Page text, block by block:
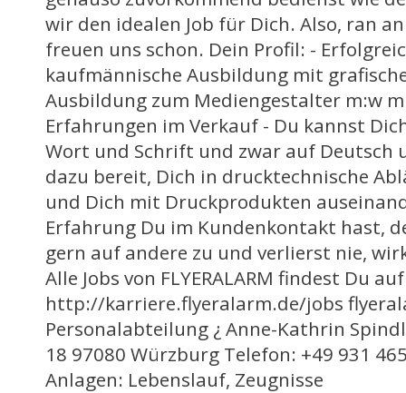
wir den idealen Job für Dich. Also, ran
freuen uns schon. Dein Profil: -
kaufmännische Ausbildung mit
Ausbildung zum Mediengestalter m:w
Erfahrungen im Verkauf - Du kannst
Wort und Schrift und zwar auf Deutsch
dazu bereit, Dich in drucktechnische
und Dich mit Druckprodukten
Erfahrung Du im Kundenkontakt hast,
gern auf andere zu und verlierst nie,
Alle Jobs von FLYERALARM findest Du
http://karriere.flyeralarm.de/jobs
Personalabteilung ¿ Anne-Kathrin
18 97080 Würzburg Telefon: +49 931
Anlagen: Lebenslauf, Zeugnisse